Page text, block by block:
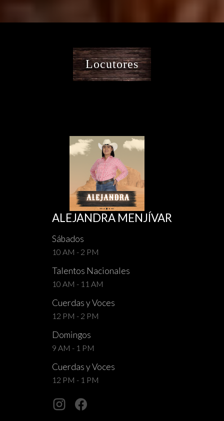
Locutores
ALEJANDRA MENJÍVAR
Sábados
10 AM - 2 PM
Talentos Nacionales
10 AM - 11 AM
Cuerdas y Voces
12 PM - 2 PM
Domingos
9 AM - 1 PM
Cuerdas y Voces
12 PM - 1 PM